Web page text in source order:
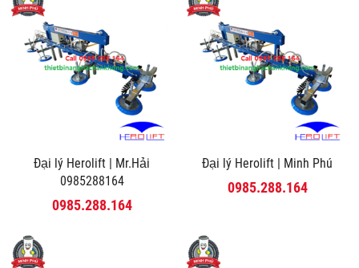
Đại lý Herolift | Mr.Hải
0985288164
0985.288.164
Đại lý Herolift | Minh Phú
0985.288.164